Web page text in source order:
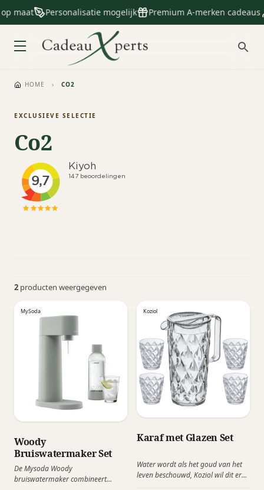
maat Personalisatie mogelijk Premium A-merken cadeaus
HOME › CO2
EXCLUSIEVE SELECTIE
Co2
2 producten weergegeven
MySoda
Woody
Bruiswatermaker Set
De Mysoda Woody
bruiswatermaker combineert
Koziol
Karaf met Glazen Set
Water wordt als het goud van het
leven beschouwd, Koziol wil dit eren